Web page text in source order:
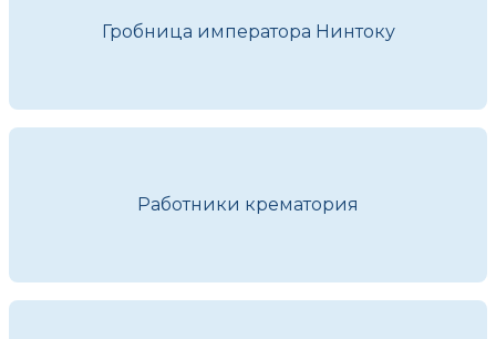
Гробница императора Нинтоку
Работники крематория